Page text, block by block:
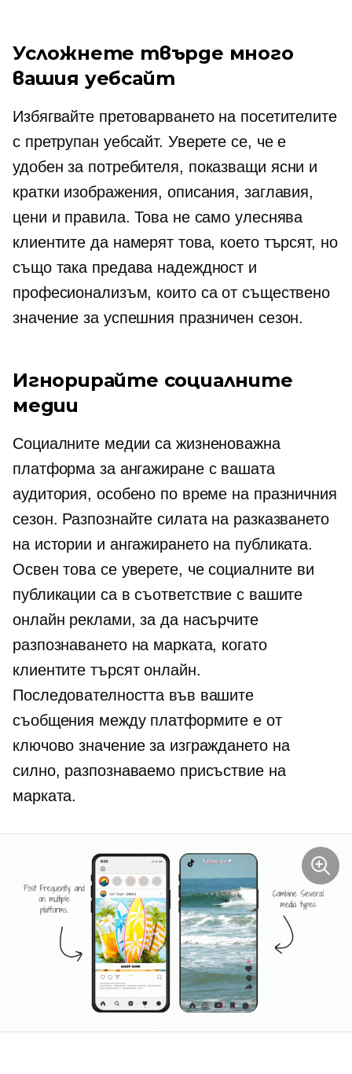
Усложнете твърде много
вашия уебсайт
Избягвайте претоварването на посетителите
с претрупан уебсайт. Уверете се, че е
удобен за потребителя, показващи ясни и
кратки изображения, описания, заглавия,
цени и правила. Това не само улеснява
клиентите да намерят това, което търсят, но
също така предава надеждност и
професионализъм, които са от съществено
значение за успешния празничен сезон.
Игнорирайте социалните
медии
Социалните медии са жизненоважна
платформа за ангажиране с вашата
аудитория, особено по време на празничния
сезон. Разпознайте силата на разказването
на истории и ангажирането на публиката.
Освен това се уверете, че социалните ви
публикации са в съответствие с вашите
онлайн реклами, за да насърчите
разпознаването на марката, когато
клиентите търсят онлайн.
Последователността във вашите
съобщения между платформите е от
ключово значение за изграждането на
силно, разпознаваемо присъствие на
марката.